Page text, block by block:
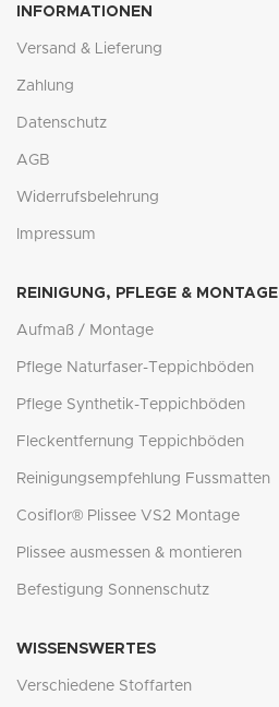
INFORMATIONEN
Versand & Lieferung
Zahlung
Datenschutz
AGB
Widerrufsbelehrung
Impressum
REINIGUNG, PFLEGE & MONTAGE
Aufmaß / Montage
Pflege Naturfaser-Teppichböden
Pflege Synthetik-Teppichböden
Fleckentfernung Teppichböden
Reinigungsempfehlung Fussmatten
Cosiflor® Plissee VS2 Montage
Plissee ausmessen & montieren
Befestigung Sonnenschutz
WISSENSWERTES
Verschiedene Stoffarten